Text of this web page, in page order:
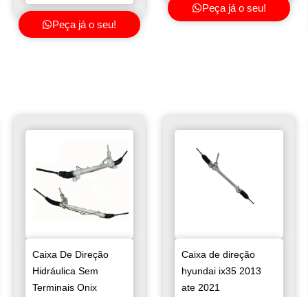
Peça já o seu!
Peça já o seu!
Caixa De Direção
Hidráulica Sem
Terminais Onix
Caixa de direção
hyundai ix35 2013
ate 2021